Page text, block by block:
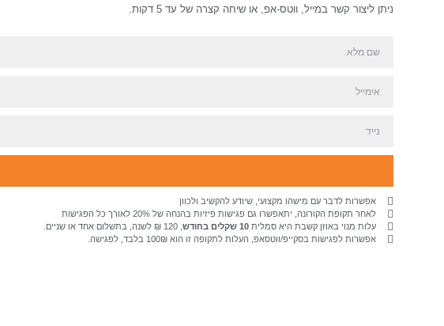
ניתן ליצור קשר במייל, ווטס-אפ, או שיחה קצרה של עד 5 דקות.
אפשרות לדבר עם מישהו מקצועי, שיודע להקשיב ולכוון
לאחר תקופת הקורונה, יתאפשרו גם פגישות פיזיות בהנחה של 20% לאורך כל הפגישות
עלות מנוי באוזן קשבת היא סמלית10 שקלים בחודש
, 120 ₪ לשנה, בתשלום אחד או שניים.
אפשרות לפגישות בסקייפ/ווטסאפ, העלות לתקופה זו הוא 100₪ בלבד, לפגישה.